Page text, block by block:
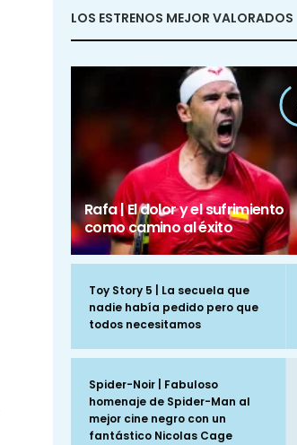
LOS ESTRENOS MEJOR VALORADOS
Rafa | El dolor y el sufrimiento
como camino al éxito
Toy Story 5 | La secuela que
nadie había pedido pero que
todos necesitamos
Spider-Noir | Fabuloso
homenaje de Spider-Man al
mejor cine negro con un
fantástico Nicolas Cage